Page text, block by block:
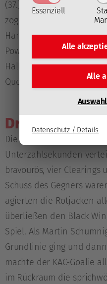
Essenziell
Alle
Alle
Datenschutz / Details
(37.). Dann wieder die
zog bald nach dem
Handgelenk ab,
Powerplay pfefferte Roe
Halbdistanz und ohne
Querlatte (jeweils 40.).
Drittel 3
Die 97 in das
Unterzahlsekunden
bravourös, vier Clearings
Schuss des Gegners
agierten die Rotjacken
überließen den Black
Spiel. Als Martin
Grundlinie ging und
machte der KAC-Goalie
im Rückraum die